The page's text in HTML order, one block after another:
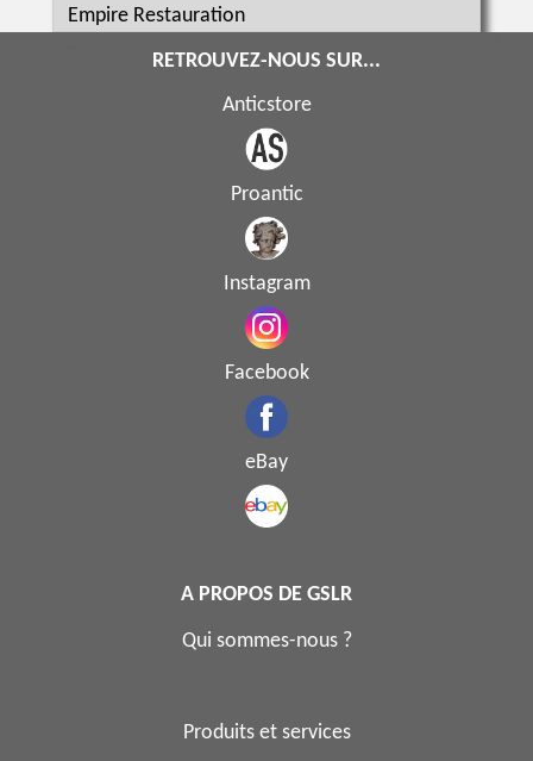
Empire Restauration
RETROUVEZ-NOUS SUR...
Anticstore
Proantic
Instagram
Facebook
eBay
A PROPOS DE GSLR
Qui sommes-nous ?
Produits et services